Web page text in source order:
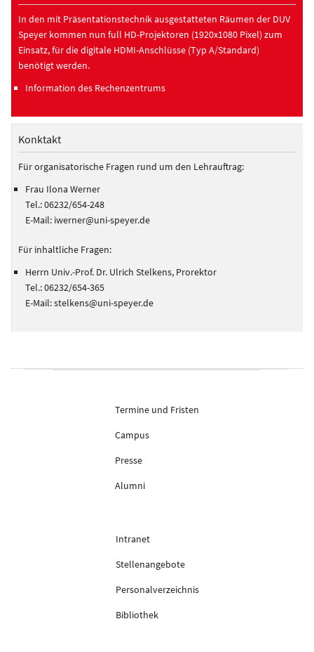
In den mit Präsentationstechnik ausgestatteten Räumen der DUV
Speyer kommen nun full HD-Projektoren (1920x1080 Pixel) zum
Einsatz, für die digitale HDMI-Anschlüsse (Typ A/Standard)
benötigt werden.
Information des Rechenzentrums
Konktakt
Für organisatorische Fragen rund um den Lehrauftrag:
Frau Ilona Werner
Tel.: 06232/654-248
E-Mail: iwerner@uni-speyer.de
Für inhaltliche Fragen:
Herrn Univ.-Prof. Dr. Ulrich Stelkens, Prorektor
Tel.: 06232/654-365
E-Mail: stelkens@uni-speyer.de
Termine und Fristen
Campus
Presse
Alumni
Intranet
Stellenangebote
Personalverzeichnis
Bibliothek